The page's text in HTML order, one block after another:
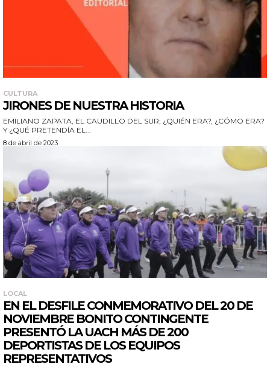
CULTURA
JIRONES DE NUESTRA HISTORIA
EMILIANO ZAPATA, EL CAUDILLO DEL SUR; ¿QUIÉN ERA?, ¿CÓMO ERA?
Y ¿QUÉ PRETENDÍA EL...
8 de abril de 2023
LOCAL
EN EL DESFILE CONMEMORATIVO DEL 20 DE
NOVIEMBRE BONITO CONTINGENTE
PRESENTÓ LA UACH MÁS DE 200
DEPORTISTAS DE LOS EQUIPOS
REPRESENTATIVOS